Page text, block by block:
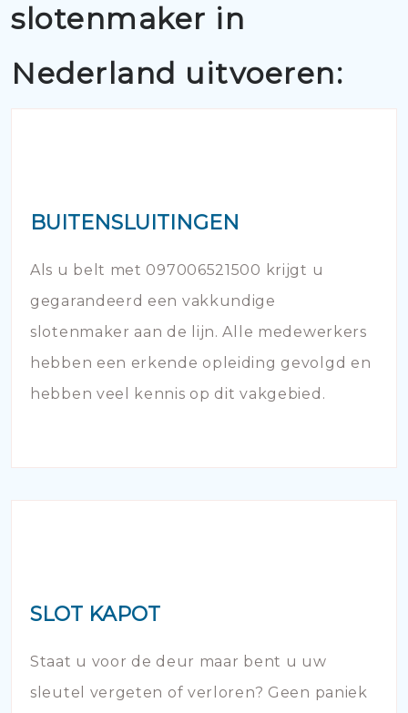
slotenmaker in
Nederland uitvoeren:
BUITENSLUITINGEN
Als u belt met 097006521500 krijgt u
gegarandeerd een vakkundige
slotenmaker aan de lijn. Alle medewerkers
hebben een erkende opleiding gevolgd en
hebben veel kennis op dit vakgebied.
SLOT KAPOT
Staat u voor de deur maar bent u uw
sleutel vergeten of verloren? Geen paniek